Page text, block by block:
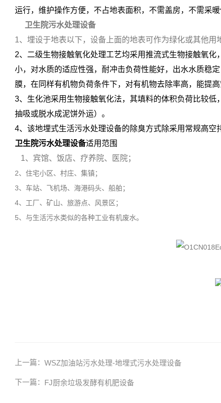
运行，维护操作方便，不占地表面积，不需盖房，不需采
卫生院污水处理设备
1、埋设于地表以下，设备上面的地表可作为绿化或其他用
2、二级生物接触氧化处理工艺均采用推流式生物接触氧
小，对水质的适应性强，耐冲击负荷性能好，出水水质稳
膜，在同样有机物负荷条件下，对有机物去除率高，能提
3、生化池采用生物接触氧化法，其填料的体积负荷比较
抽吸或脱水成泥饼外运）。
4、该地埋式生活污水处理设备的除臭方式除采用常规高空
卫生院污水处理设备适用范围
1、宾馆、饭店、疗养院、医院；
2、住宅小区、村庄、集镇；
3、车站、飞机场、海港码头、船舶；
4、工厂、矿山、旅游点、风景区；
5、与生活污水类似的各种工业有机废水。
上一篇： WSZ加油站污水处理-地埋式污水处理设备
下一篇： FJ厨余垃圾发酵有机肥设备